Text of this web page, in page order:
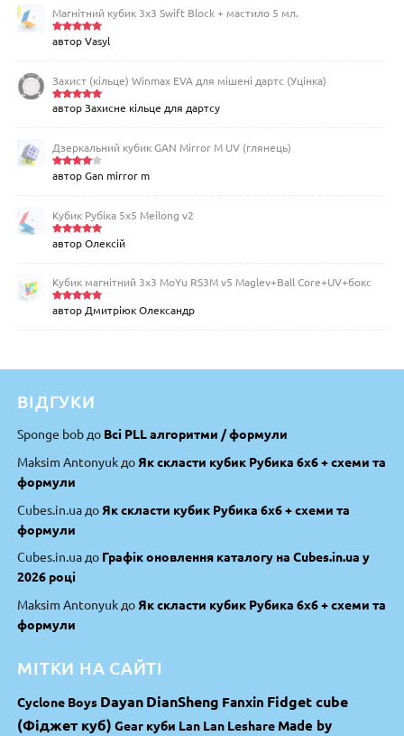
Магнітний кубик 3х3 Swift Block + мастило 5 мл.
Оцінено
автор Vasyl
Захист (кільце) Winmax EVA для мішені дартс (Уцінка)
Оцінено
автор Захисне кільце для дартсу
Дзеркальний кубик GAN Mirror M UV (глянець)
Оцінен
5
автор Gan mirror m
Кубик Рубіка 5x5 Meilong v2
Оцінено
автор Олексій
Кубик магнітний 3х3 MoYu RS3M v5 Maglev+Ball Core+UV+бокс
Оцінено
автор Дмитріюк Олександр
ВІДГУКИ
Sponge bob до Всі PLL алгоритми / формули
Maksim Antonyuk до Як скласти кубик Рубика 6х6 + схеми та
формули
Cubes.in.ua до Як скласти кубик Рубика 6х6 + схеми та
формули
Cubes.in.ua до Графік оновлення каталогу на Cubes.in.ua у
2026 році
Maksim Antonyuk до Як скласти кубик Рубика 6х6 + схеми та
формули
МІТКИ НА САЙТІ
Cyclone Boys DayanDianSheng Fanxin Fidget cube
(Фіджет куб) Gear куби Lan Lan Leshare Made by